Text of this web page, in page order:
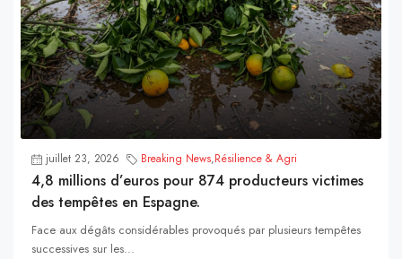
juillet 23, 2026 Breaking News,Résilience & Agri
4,8 millions d’euros pour 874 producteurs victimes
des tempêtes en Espagne.
Face aux dégâts considérables provoqués par plusieurs tempêtes
successives sur les...